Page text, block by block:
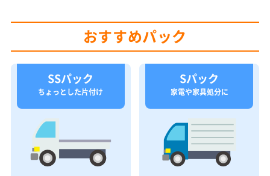
おすすめパック
SSパック
ちょっとした片付け
Sパック
家電や家具処分に